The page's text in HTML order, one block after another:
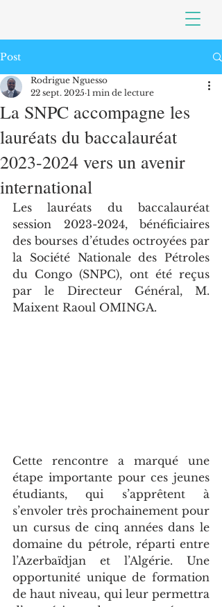
Post
La SNPC accompagne les
lauréats du baccalauréat
2023-2024 vers un avenir
international
Rodrigue Nguesso
22 sept. 2025 1 min de lecture
Les lauréats du baccalauréat
session 2023-2024, bénéficiaires
des bourses d’études octroyées par
la Société Nationale des Pétroles
du Congo (SNPC), ont été reçus
par le Directeur Général, M.
Maixent Raoul OMINGA.
Cette rencontre a marqué une
étape importante pour ces jeunes
étudiants, qui s’apprêtent à
s’envoler très prochainement pour
un cursus de cinq années dans le
domaine du pétrole, réparti entre
l’Azerbaïdjan et l’Algérie. Une
opportunité unique de formation
de haut niveau, qui leur permettra